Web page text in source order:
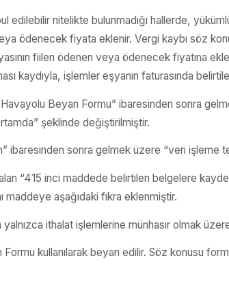
nitelikte bulunmadığı hallerde,
ödenecek fiyata eklenir. Vergi kaybı söz
fiilen ödenen veya ödenecek fiyatına
kaydıyla, işlemler eşyanın faturasında
Beyan Formu” ibaresinden sonra
şeklinde değiştirilmiştir.
ibaresinden sonra gelmek üzere “veri
“415 inci maddede belirtilen belgelere
maddeye aşağıdaki fıkra eklenmiştir.
ithalat işlemlerine münhasır olmak
kullanılarak beyan edilir. Söz konusu